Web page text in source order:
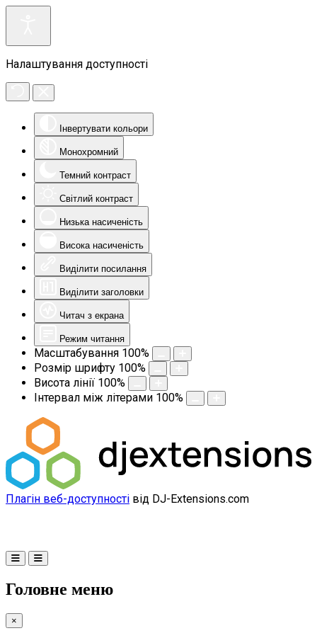
Налаштування доступності
Інвертувати кольори
Монохромний
Темний контраст
Світлий контраст
Низька насиченість
Висока насиченість
Виділити посилання
Виділити заголовки
Читач з екрана
Режим читання
Масштабування 100%
Розмір шрифту 100%
Висота лінії 100%
Інтервал між літерами 100%
Плагін веб-доступності від DJ-Extensions.com
Головне меню
×